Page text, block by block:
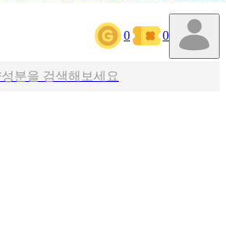
0 0
분을 검색해보세요
음식 검색해보세요